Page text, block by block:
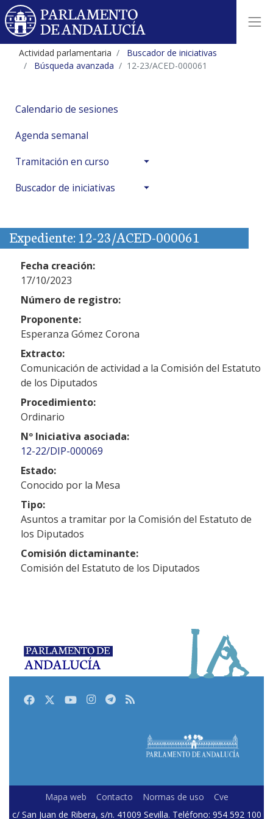
Actividad parlamentaria
Buscador de iniciativas
Búsqueda avanzada
12-23/ACED-000061
Calendario de sesiones
Agenda semanal
Tramitación en curso
Buscador de iniciativas
Expediente: 12-23/ACED-000061
Fecha creación:
17/10/2023
Número de registro:
Proponente:
Esperanza Gómez Corona
Extracto:
Comunicación de actividad a la Comisión del Estatuto
de los Diputados
Procedimiento:
Ordinario
Nº Iniciativa asociada:
12-22/DIP-000069
Estado:
Conocido por la Mesa
Tipo:
Asuntos a tramitar por la Comisión del Estatuto de
los Diputados
Comisión dictaminante:
Comisión del Estatuto de los Diputados
FacebookTwitterYoutubeInstagram
Telegram
RSS
Mapa web Contacto Normas de uso
Cve
c/ San Juan de Ribera, s/n. 41009 Sevilla. Teléfono: 954 592 100